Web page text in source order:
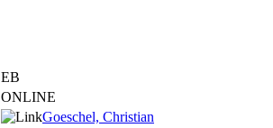
EB
ONLINE
Goeschel, Christian